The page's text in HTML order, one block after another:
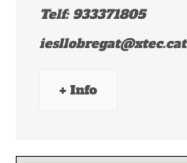
Telf: 933371805
iesllobregat@xtec.cat
+ Info